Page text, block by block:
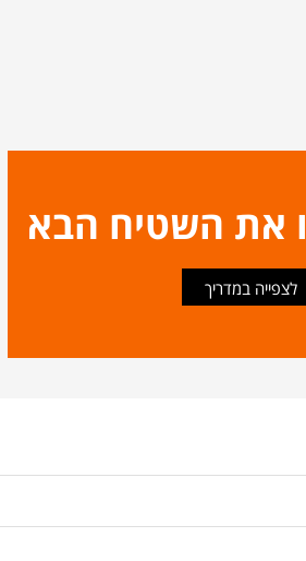
את השטיח הבא
לצפייה במדריך